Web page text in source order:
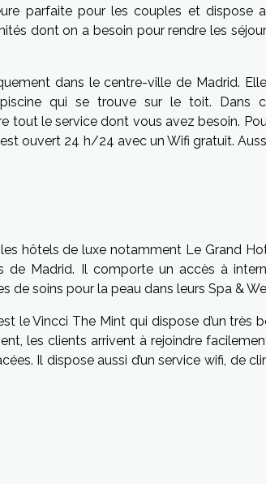
parfaite pour les couples et dispose
dont on a besoin pour rendre les
dans le centre-ville de Madrid.
piscine qui se trouve sur le toit.
tout le service dont vous avez besoin.
ouvert 24 h/24 avec un Wifi gratuit.
hôtels de luxe notamment Le Grand
de Madrid. Il comporte un accès à
de soins pour la peau dans leurs Spa &
le Vincci The Mint qui dispose d’un très
les clients arrivent à rejoindre
Il dispose aussi d’un service wifi, de